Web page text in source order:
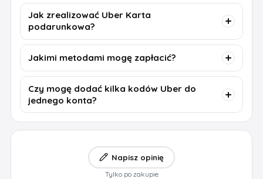
Jak zrealizować Uber Karta
podarunkowa?
Jakimi metodami mogę zapłacić?
Czy mogę dodać kilka kodów Uber do
jednego konta?
Napisz opinię
Tylko po zakupie